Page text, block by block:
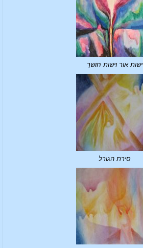
ישות אור וישות חושך
סירת הגורל